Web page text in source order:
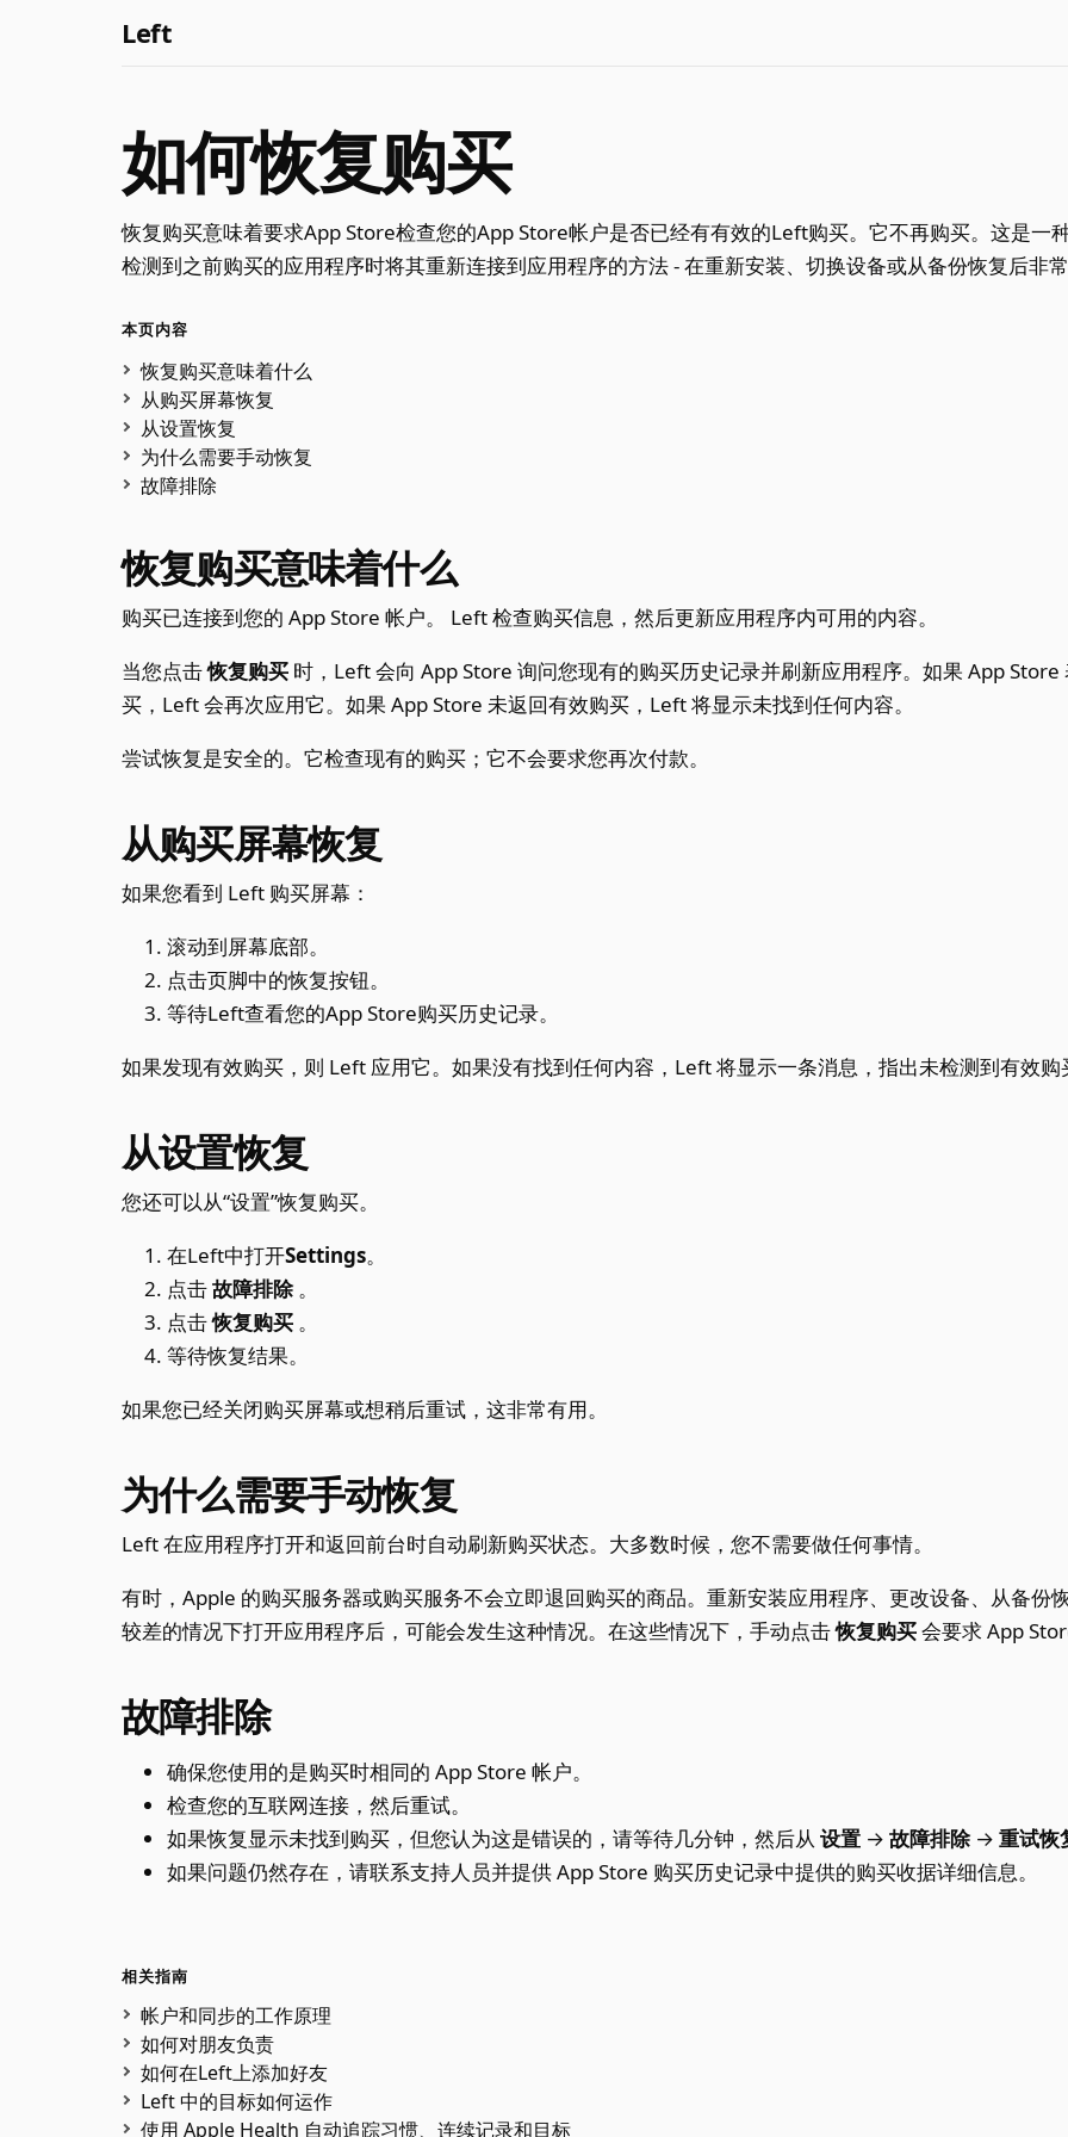
Left
如何恢复购买
恢复购买意味着要求App Store检查您的App Store帐户是否已经有有效的Left购买。它不再购买。这是一
检测到之前购买的应用程序时将其重新连接到应用程序的方法 - 在重新安装、切换设备或从备份恢复后非常
本页内容
恢复购买意味着什么
从购买屏幕恢复
从设置恢复
为什么需要手动恢复
故障排除
恢复购买意味着什么
购买已连接到您的 App Store 帐户。 Left 检查购买信息，然后更新应用程序内可用的内容。
当您点击恢复购买 时，Left 会向 App Store 询问您现有的购买历史记录并刷新应用程序。如果 App Store
买，Left 会再次应用它。如果 App Store 未返回有效购买，Left 将显示未找到任何内容。
尝试恢复是安全的。它检查现有的购买；它不会要求您再次付款。
从购买屏幕恢复
如果您看到 Left 购买屏幕：
滚动到屏幕底部。
点击页脚中的恢复按钮。
等待Left查看您的App Store购买历史记录。
如果发现有效购买，则 Left 应用它。如果没有找到任何内容，Left 将显示一条消息，指出未检测到有效购
从设置恢复
您还可以从“设置”恢复购买。
在Left中打开Settings。
点击故障排除 。
点击恢复购买 。
等待恢复结果。
如果您已经关闭购买屏幕或想稍后重试，这非常有用。
为什么需要手动恢复
Left 在应用程序打开和返回前台时自动刷新购买状态。大多数时候，您不需要做任何事情。
有时，Apple 的购买服务器或购买服务不会立即退回购买的商品。重新安装应用程序、更改设备、从备份
较差的情况下打开应用程序后，可能会发生这种情况。在这些情况下，手动点击恢复购买会要求 App
故障排除
确保您使用的是购买时相同的 App Store 帐户。
检查您的互联网连接，然后重试。
如果恢复显示未找到购买，但您认为这是错误的，请等待几分钟，然后从设置 →故障排除 →重试恢
如果问题仍然存在，请联系支持人员并提供 App Store 购买历史记录中提供的购买收据详细信息。
相关指南
帐户和同步的工作原理
如何对朋友负责
如何在Left上添加好友
Left 中的目标如何运作
使用 Apple Health 自动追踪习惯、连续记录和目标